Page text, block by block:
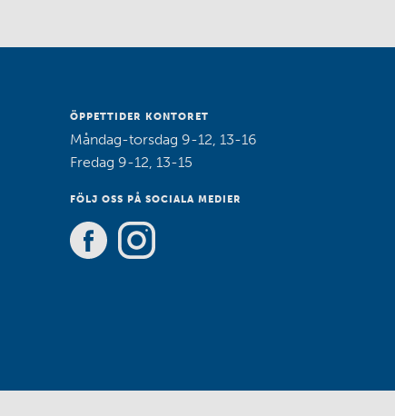
ÖPPETTIDER KONTORET
Måndag-torsdag 9-12, 13-16
Fredag 9-12, 13-15
FÖLJ OSS PÅ SOCIALA MEDIER